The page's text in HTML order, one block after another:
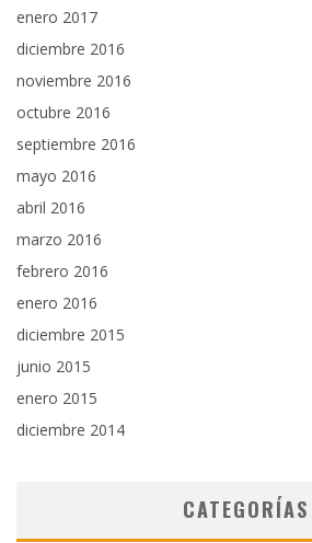
enero 2017
diciembre 2016
noviembre 2016
octubre 2016
septiembre 2016
mayo 2016
abril 2016
marzo 2016
febrero 2016
enero 2016
diciembre 2015
junio 2015
enero 2015
diciembre 2014
CATEGORÍAS